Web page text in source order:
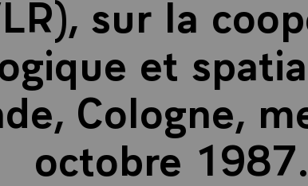
sur la
et
Cologne,
octobre 1987.